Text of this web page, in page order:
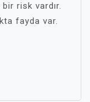
bir risk vardır.
fayda var.